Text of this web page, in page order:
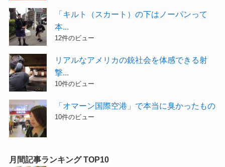
「キルト（スカート）の下はノーパンって
本...
12件のビュー
リアルなアメリカの銃社会を体感できる射
撃...
10件のビュー
「オマーン国際空港」で本当に臭かったもの
10件のビュー
月間記事ランキング TOP10